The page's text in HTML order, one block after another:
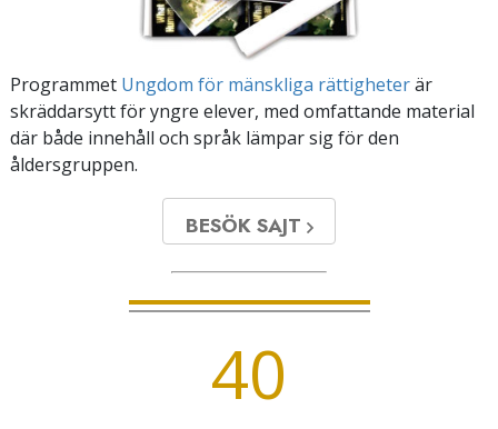
Programmet Ungdom för mänskliga rättigheterär
skräddarsytt för yngre elever, med omfattande material
där både innehåll och språk lämpar sig för den
åldersgruppen.
BESÖK SAJT
40